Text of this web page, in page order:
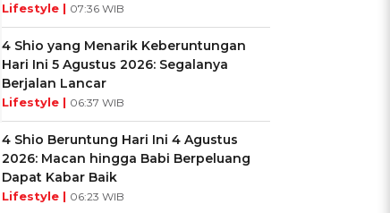
Lifestyle | 07:36 WIB
4 Shio yang Menarik Keberuntungan
Hari Ini 5 Agustus 2026: Segalanya
Berjalan Lancar
Lifestyle | 06:37 WIB
4 Shio Beruntung Hari Ini 4 Agustus
2026: Macan hingga Babi Berpeluang
Dapat Kabar Baik
Lifestyle | 06:23 WIB